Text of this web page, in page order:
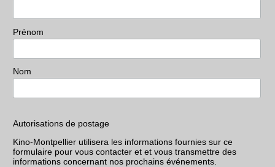
Prénom
Nom
Autorisations de postage
Kino-Montpellier utilisera les informations fournies sur ce
formulaire pour vous contacter et et vous transmettre des
informations concernant nos prochains événements.